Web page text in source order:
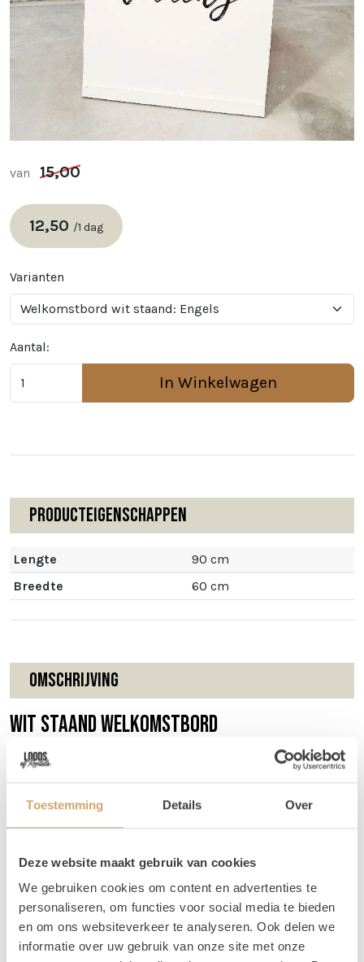
Toestemming Details Over
Deze website maakt gebruik van cookies
We gebruiken cookies om content en advertenties te
personaliseren, om functies voor social media te bieden
en om ons websiteverkeer te analyseren. Ook delen we
informatie over uw gebruik van onze site met onze
van 15,00
12,50 /1 dag
Varianten
Aantal:
In Winkelwagen
Producteigenschappen
Lengte
90 cm
Breedte
60 cm
Omschrijving
Wit staand welkomstbord
Let op: dit is een HUUR-product. Je mag
het bord niet houden.
Verwelkom jullie gasten met dit mooie, witte
welkomstbord! Dit bord is standaard bedrukt met de
geen ezel nodig, want het kan op zichzelf staan. Zo kun je
hem overal neerzetten waar jullie willen! Willen jullie de
tekst liever in het Engels? Dat kan! Kies dan voor
denederlandse variantvan dit bord.